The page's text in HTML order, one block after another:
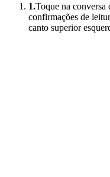
1.Toque na conversa
confirmações de
canto superior